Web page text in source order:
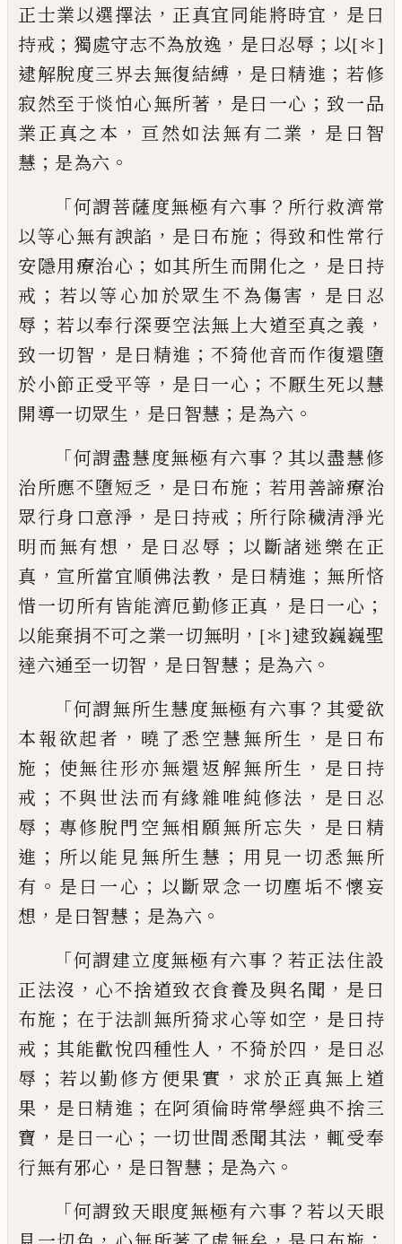
正士業以選擇法 ， 正真宜同能將時宜 ， 是曰
持戒 ； 獨處守志不為放逸 ， 是曰忍辱 ； 以[＊]
逮解脫度三界去無復結縛 ， 是 曰精進 ； 若修
寂然至于惔怕心無所著 ， 是曰一心 ； 致一品
業正真之本 ， 亘然如法無有二業 ， 是曰智
慧 ； 是為六 。
「何謂菩薩度無極有六事 ？ 所行救濟常
以等心無有諛諂 ， 是 曰布施 ； 得致和性常行
安隱用療治心 ； 如其所生而開化之 ， 是曰持
戒 ； 若以等心加於眾生不為傷害 ， 是曰忍
辱 ； 若以奉行深要空法無上大道至真之義 ，
致一切智 ， 是曰精進 ； 不猗他音而作復還墮
於小節正受平等 ， 是曰一心 ； 不厭生死以慧
開導一切眾生 ， 是曰智慧 ； 是為六 。
「何謂盡慧度無極有六事 ？ 其以盡慧修
治所應不墮短乏 ， 是曰布施 ； 若用善諦療治
眾行身口意淨 ， 是曰持戒 ； 所行除穢清淨光
明而無有想 ， 是曰忍辱 ； 以斷諸迷樂在正
真 ， 宣所當宜順佛法教 ， 是曰精進 ； 無所悋
惜一切所有皆能濟厄勤修正真 ， 是曰一心 ；
以能棄捐不可之業一切無明 ， [＊]逮致巍巍聖
達六通至一切智 ， 是曰智慧 ； 是為六 。
「何謂無所生慧度無極有六事 ？其愛欲
本報欲起者 ， 曉了悉空慧無所生 ， 是曰 布
施 ； 使無往形亦無還返解無所生 ， 是曰 持
戒 ； 不與世法而有緣雜唯純修法 ， 是曰忍
辱 ； 專修脫門空無相願無所忘失 ， 是曰精
進 ； 所以能見無所生慧 ； 用見一切悉無所
有 。 是曰一心 ； 以斷眾念一切塵垢不懷妄
想 ， 是曰智慧 ； 是為六 。
「何謂建立度無極有六事 ？ 若正法住設
正法沒 ， 心不捨道致衣食養及與名聞 ， 是曰
布施 ； 在于法訓無所猗求心等如空 ， 是曰持
戒 ； 其能歡悅四種性人 ， 不猗於四 ， 是曰忍
辱 ； 若以勤修方便果實 ， 求於正真無上道
果 ， 是曰精進 ； 在阿須倫時常學經典不捨三
寶 ， 是曰一心 ； 一切世間悉聞其法 ，輒受奉
行無有邪心 ， 是曰智慧 ； 是為六 。
「何謂致天眼度無極有六事 ？若以天眼